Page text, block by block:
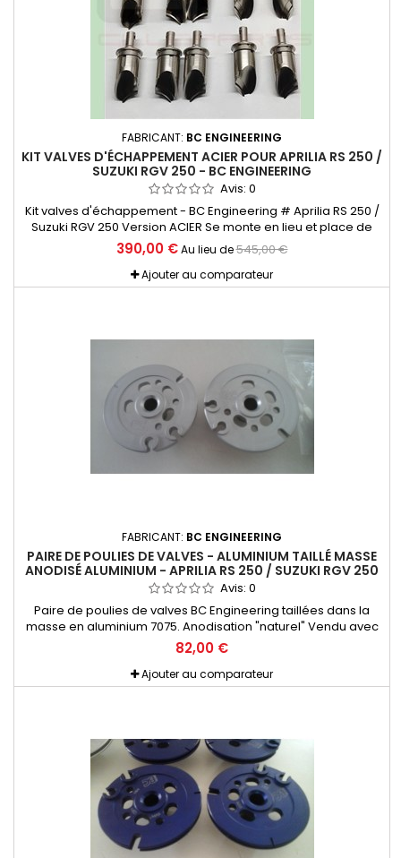
FABRICANT: BC ENGINEERING
KIT VALVES D'ÉCHAPPEMENT ACIER POUR APRILIA RS 250 /
SUZUKI RGV 250 - BC ENGINEERING
Avis: 0
Kit valves d'échappement - BC Engineering # Aprilia RS 250 /
Suzuki RGV 250 Version ACIER Se monte en lieu et place de
l'origine et peut être utilisé soit avec les poulies BC ou les
origine.
390,00 € Au lieu de545,00 €
Ajouter au comparateur
FABRICANT: BC ENGINEERING
PAIRE DE POULIES DE VALVES - ALUMINIUM TAILLÉ MASSE
ANODISÉ ALUMINIUM - APRILIA RS 250 / SUZUKI RGV 250
- BC ENGINEERING
Avis: 0
Paire de poulies de valves BC Engineering taillées dans la
masse en aluminium 7075. Anodisation "naturel" Vendu avec
set de visserie Titane et nécessaire de montage. Pour Aprilia
RS 250 et Suzuki RGV 250 Permet un gain de poids
considérable, et un guidage beaucoup plus précis que les
poulies d'origine. De plus elles sont en une seule partie, une
82,00 €
Ajouter au comparateur